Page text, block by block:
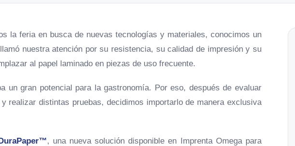
la feria en busca de nuevas tecnologías y materiales, conocimos un
nuestra atención por su resistencia, su calidad de impresión y su
al papel laminado en piezas de uso frecuente.
un gran potencial para la gastronomía. Por eso, después de evaluar
realizar distintas pruebas, decidimos importarlo de manera exclusiva
, una nueva solución disponible en Imprenta Omega para